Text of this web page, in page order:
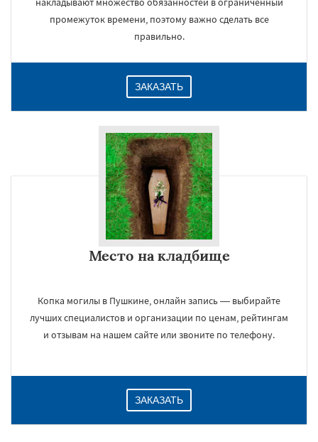
промежуток времени, поэтому важно сделать все
правильно.
ЗАКАЗАТЬ
Место на кладбище
Копка могилы в Пушкине, онлайн запись — выбирайте
лучших специалистов и организации по ценам, рейтингам
и отзывам на нашем сайте или звоните по телефону.
ЗАКАЗАТЬ